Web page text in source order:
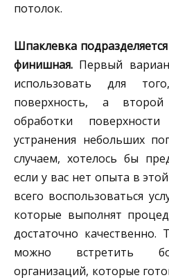
потолок.
Шпаклевка
финишная. Первый
использовать для
поверхность, а
обработки
устранения небольших
случаем, хотелось бы
если у вас нет опыта в
всего воспользоваться
которые выполнят
достаточно качественно.
можно встретить
организаций, которые